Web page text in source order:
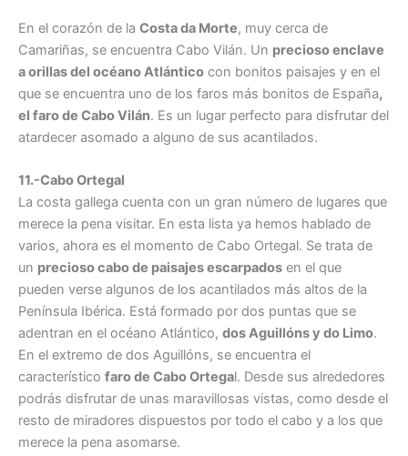
En el corazón de la Costa da Morte, muy cerca de
Camariñas, se encuentra Cabo Vilán. Un precioso enclave
a orillas del océano Atlántico con bonitos paisajes y en el
que se encuentra uno de los faros más bonitos de España,
el faro de Cabo Vilán. Es un lugar perfecto para disfrutar del
atardecer asomado a alguno de sus acantilados.
11.-Cabo Ortegal
La costa gallega cuenta con un gran número de lugares que
merece la pena visitar. En esta lista ya hemos hablado de
varios, ahora es el momento de Cabo Ortegal. Se trata de
un precioso cabo de paisajes escarpados en el que
pueden verse algunos de los acantilados más altos de la
Península Ibérica. Está formado por dos puntas que se
adentran en el océano Atlántico, dos Aguillóns y do Limo.
En el extremo de dos Aguillóns, se encuentra el
característico faro de Cabo Ortegal. Desde sus alrededores
podrás disfrutar de unas maravillosas vistas, como desde el
resto de miradores dispuestos por todo el cabo y a los que
merece la pena asomarse.